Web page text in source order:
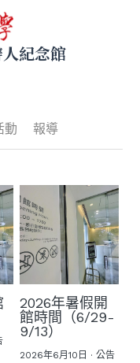
紀念館
動 報導
2026年暑假開
館時間（6/29-
9/13）
2026年6月10日 · 公告